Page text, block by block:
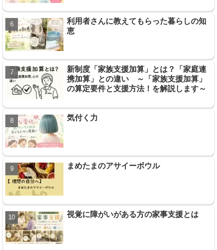
利用者さんに教えてもらった暮らしの知
恵
新制度「家族支援加算」とは？「家庭連
携加算」との違い ～「家族支援加算」
の算定要件と支援方法！を解説します～
気付く力
まめたまのアサイーボウル
視覚に障がいがある方の家事支援とは